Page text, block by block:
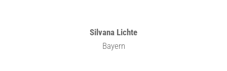
Silvana Lichte
Bayern